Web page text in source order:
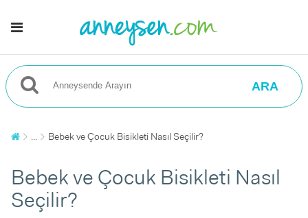
ARA
... Bebek ve Çocuk Bisikleti Nasıl Seçilir?
Bebek ve Çocuk Bisikleti Nasıl
Seçilir?